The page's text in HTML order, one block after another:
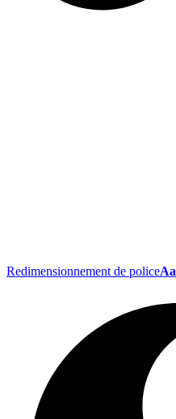
Redimensionnement de policeAa